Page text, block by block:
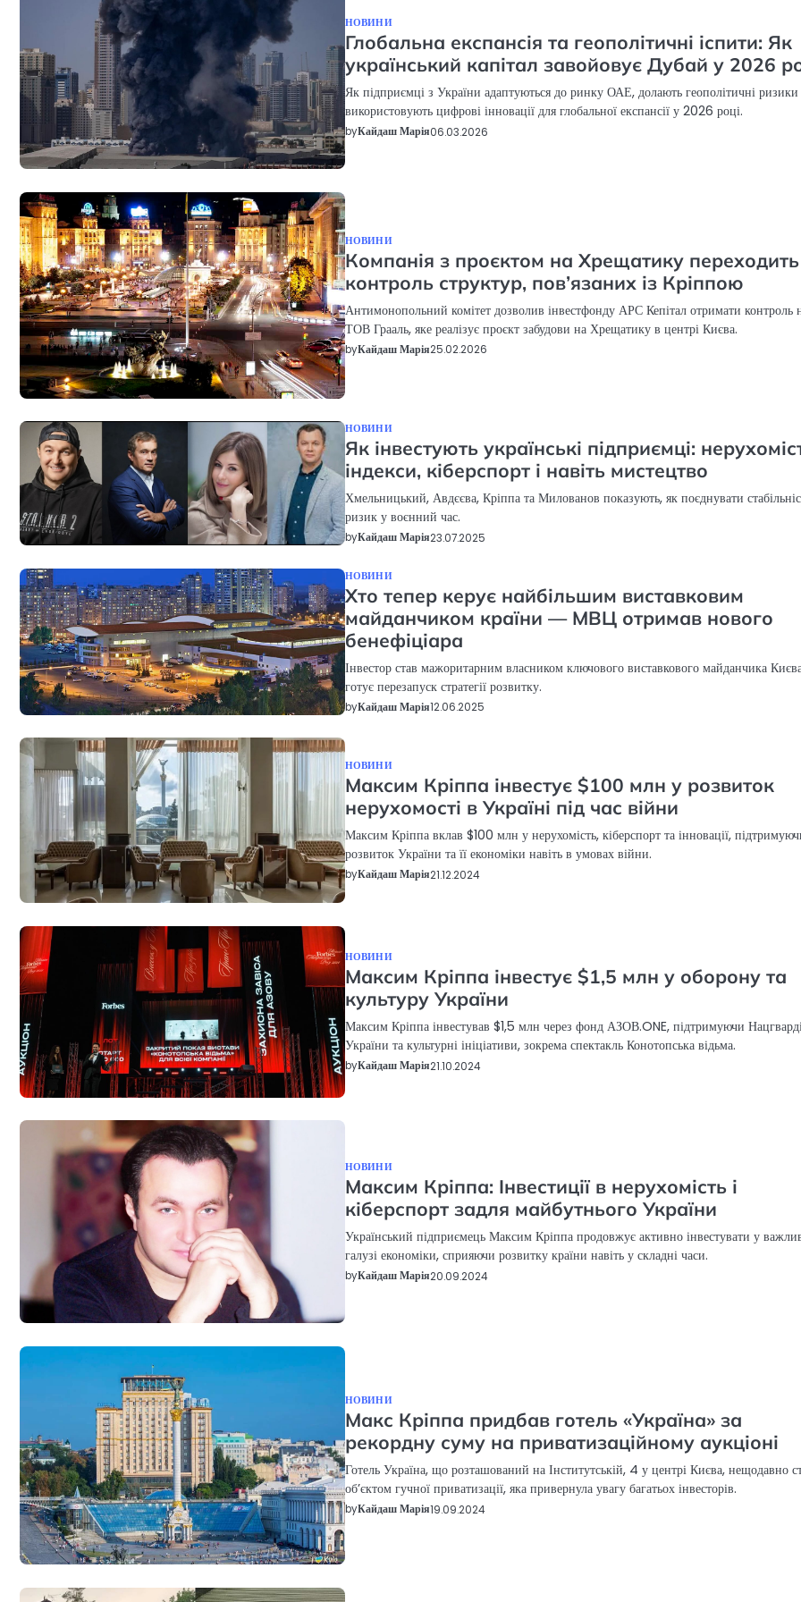
НОВИНИ
Глобальна експансія та геополітичні іспити: Як
український капітал завойовує Дубай у 2026
Як підприємці з України адаптуються до ринку ОАЕ, долають геополітичні ризики
використовують цифрові інновації для глобальної експансії у 2026 році.
byКайдаш Марія06.03.2026
НОВИНИ
Компанія з проєктом на Хрещатику переходить
контроль структур, пов’язаних із Кріппою
Антимонопольний комітет дозволив інвестфонду АРС Кепітал отримати контроль
ТОВ Грааль, яке реалізує проєкт забудови на Хрещатику в центрі Києва.
byКайдаш Марія25.02.2026
НОВИНИ
Як інвестують українські підприємці:
індекси, кіберспорт і навіть мистецтво
Хмельницький, Авдєєва, Кріппа та Милованов показують, як поєднувати
ризик у воєнний час.
byКайдаш Марія23.07.2025
НОВИНИ
Хто тепер керує найбільшим виставковим
майданчиком країни — МВЦ отримав нового
бенефіціара
Інвестор став мажоритарним власником ключового виставкового майданчика
готує перезапуск стратегії розвитку.
byКайдаш Марія12.06.2025
НОВИНИ
Максим Кріппа інвестує $100 млн у розвиток
нерухомості в Україні під час війни
Максим Кріппа вклав $100 млн у нерухомість, кіберспорт та інновації,
розвиток України та її економіки навіть в умовах війни.
byКайдаш Марія21.12.2024
НОВИНИ
Максим Кріппа інвестує $1,5 млн у оборону та
культуру України
Максим Кріппа інвестував $1,5 млн через фонд АЗОВ.ONE, підтримуючи
України та культурні ініціативи, зокрема спектакль Конотопська відьма.
byКайдаш Марія21.10.2024
НОВИНИ
Максим Кріппа: Інвестиції в нерухомість і
кіберспорт задля майбутнього України
Український підприємець Максим Кріппа продовжує активно інвестувати у
галузі економіки, сприяючи розвитку країни навіть у складні часи.
byКайдаш Марія20.09.2024
НОВИНИ
Макс Кріппа придбав готель «Україна» за
рекордну суму на приватизаційному аукціоні
Готель Україна, що розташований на Інститутській, 4 у центрі Києва, нещодавно
об’єктом гучної приватизації, яка привернула увагу багатьох інвесторів.
byКайдаш Марія19.09.2024